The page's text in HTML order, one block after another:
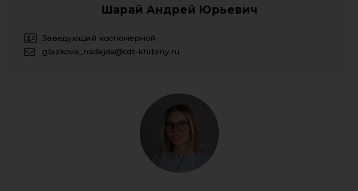
Шарай Андрей Юрьевич
Заведующий костюмерной
glazkova_nadejda@cdt-khibiny.ru